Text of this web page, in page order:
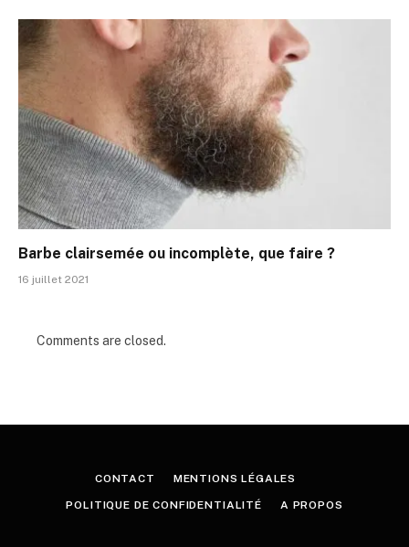
Barbe clairsemée ou incomplète, que faire ?
16 juillet 2021
Comments are closed.
CONTACT MENTIONS LÉGALES
POLITIQUE DE CONFIDENTIALITÉ A PROPOS